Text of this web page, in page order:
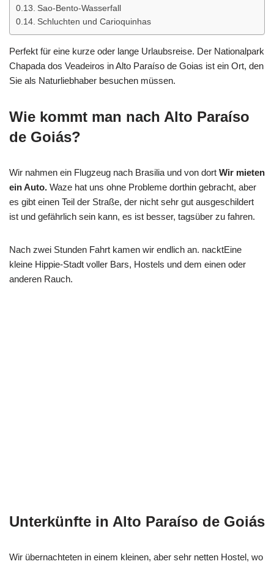
Sao-Bento-Wasserfall
Schluchten und Carioquinhas
Perfekt für eine kurze oder lange Urlaubsreise. Der Nationalpark
Chapada dos Veadeiros in Alto Paraíso de Goias ist ein Ort, den
Sie als Naturliebhaber besuchen müssen.
Wie kommt man nach Alto Paraíso
de Goiás?
Wir nahmen ein Flugzeug nach Brasilia und von dort Wir mieten
ein Auto. Waze hat uns ohne Probleme dorthin gebracht, aber
es gibt einen Teil der Straße, der nicht sehr gut ausgeschildert
ist und gefährlich sein kann, es ist besser, tagsüber zu fahren.
Nach zwei Stunden Fahrt kamen wir endlich an. nacktEine
kleine Hippie-Stadt voller Bars, Hostels und dem einen oder
anderen Rauch.
Unterkünfte in Alto Paraíso de Goiás
Wir übernachteten in einem kleinen, aber sehr netten Hostel, wo